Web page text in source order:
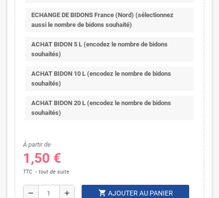
ECHANGE DE BIDONS France (Nord) (sélectionnez
aussi le nombre de bidons souhaité)
ACHAT BIDON 5 L (encodez le nombre de bidons
souhaités)
ACHAT BIDON 10 L (encodez le nombre de bidons
souhaités)
ACHAT BIDON 20 L (encodez le nombre de bidons
souhaités)
À partir de
1,50 €
TTC tout de suite
remove add shopping_cart AJOUTER AU PANIER